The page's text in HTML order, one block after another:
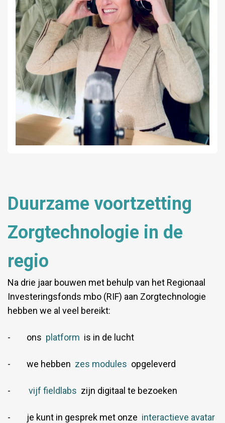
Duurzame voortzetting
Zorgtechnologie in de
regio
Na drie jaar bouwen met behulp van het Regionaal
Investeringsfonds mbo (RIF) aan Zorgtechnologie
hebben we al veel bereikt:
- ons platform is in de lucht
- we hebben zes modules opgeleverd
- vijf fieldlabs zijn digitaal te bezoeken
- je kunt in gesprek met onze interactieve avatar